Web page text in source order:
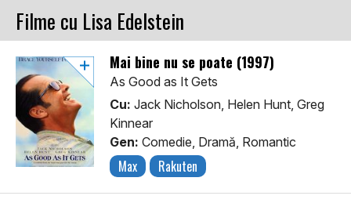
Filme cu Lisa Edelstein
Mai bine nu se poate (1997)
As Good as It Gets
Cu: Jack Nicholson, Helen Hunt, Greg
Kinnear
Gen: Comedie, Dramă, Romantic
Max Rakuten